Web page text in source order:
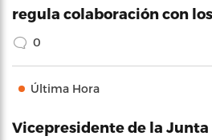
regula colaboración con
0
Última Hora
Vicepresidente de la